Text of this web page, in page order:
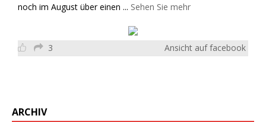
noch im August über einen ... Sehen Sie mehr
3 Ansicht auf facebook
ARCHIV